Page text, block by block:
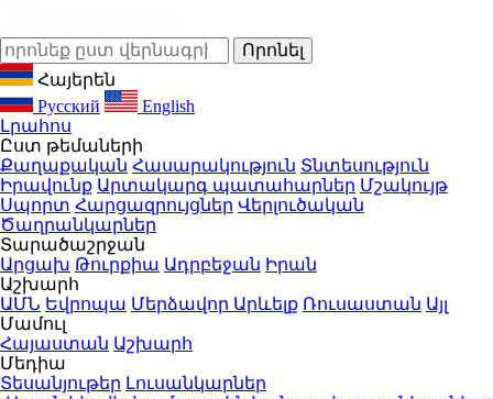
Հայերեն
Русский
English
Լրահոս
Ըստ թեմաների
Քաղաքական Հասարակություն Տնտեսություն
Իրավունք Արտակարգ պատահարներ Մշակույթ
Սպորտ Հարցազրույցներ Վերլուծական
Ծաղրանկարներ
Տարածաշրջան
Արցախ Թուրքիա Ադրբեջան Իրան
Աշխարհ
ԱՄՆ Եվրոպա Մերձավոր Արևելք Ռուսաստան Այլ
Մամուլ
Հայաստան Աշխարհ
Մեդիա
Տեսանյութեր Լուսանկարներ